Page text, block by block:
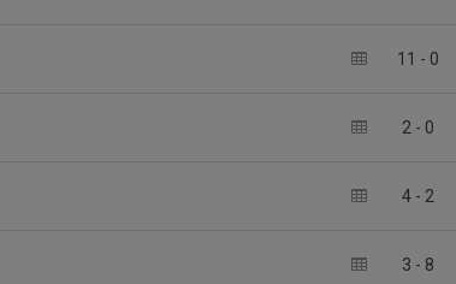
11 - 0
2 - 0
4 - 2
3 - 8